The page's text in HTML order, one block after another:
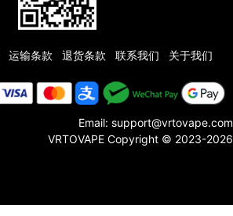
运输条款 退货条款 联系我们 关于我们
Email: support@vrtovape.com
VRTOVAPE Copyright © 2023-2026